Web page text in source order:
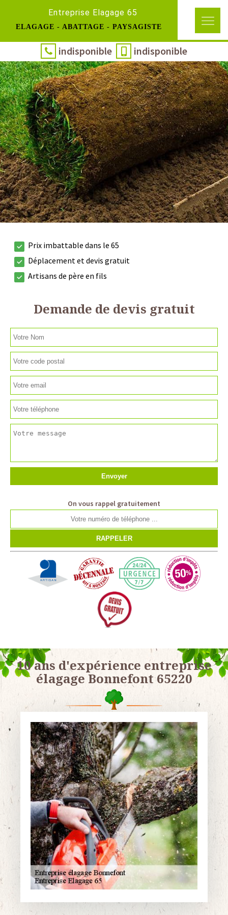
Entreprise Elagage 65
ELAGAGE - ABATTAGE - PAYSAGISTE
indisponible indisponible
Prix imbattable dans le 65
Déplacement et devis gratuit
Artisans de père en fils
Demande de devis gratuit
On vous rappel gratuitement
10 ans d'expérience entreprise
élagage Bonnefont 65220